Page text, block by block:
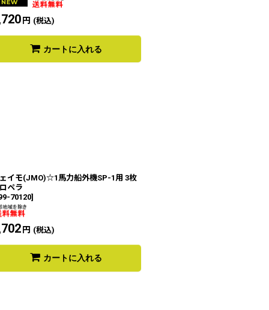
円 (税込)
カートに入れる
イモ(JMO)☆1馬力船外機SP-1用 3枚
ペラ
70120]
円 (税込)
カートに入れる